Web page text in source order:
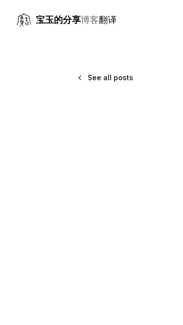
宝玉的分享博客翻译
See all posts